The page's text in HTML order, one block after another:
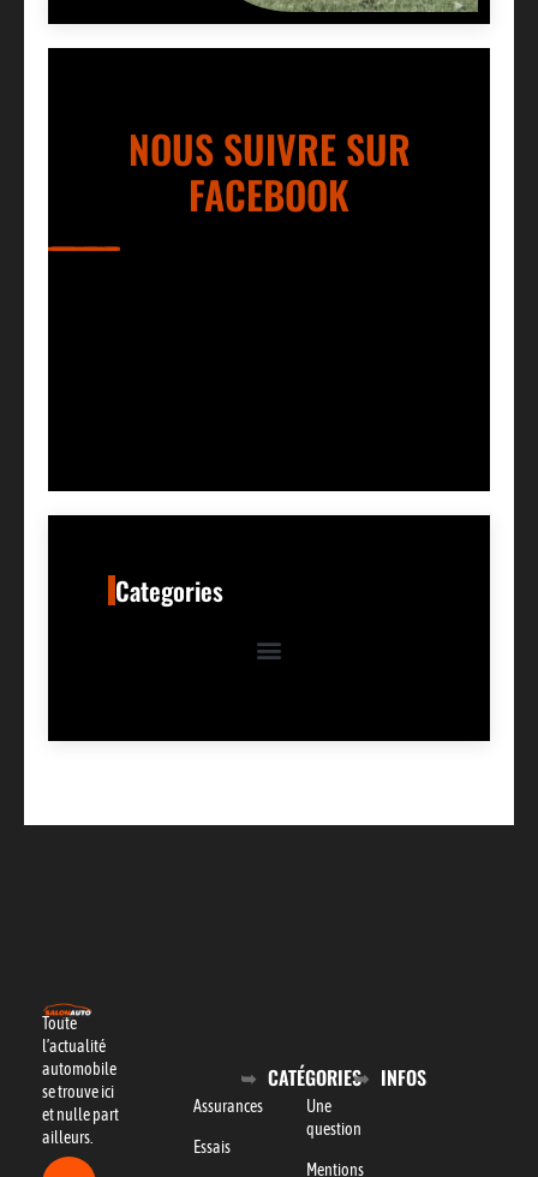
NOUS SUIVRE SUR
FACEBOOK
Categories
Toute
l’actualité
automobile
se trouve ici
et nulle part
ailleurs.
CATÉGORIES
Assurances
Essais
INFOS
Une
question
Mentions